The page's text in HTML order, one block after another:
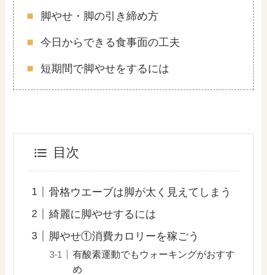
脚やせ・脚の引き締め方
今日からできる食事面の工夫
短期間で脚やせをするには
目次
骨格ウエーブは脚が太く見えてしまう
綺麗に脚やせするには
脚やせ①消費カロリーを稼ごう
有酸素運動でもウォーキングがおすす
め